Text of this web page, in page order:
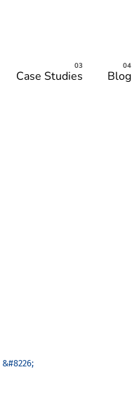
Case Studies Blog